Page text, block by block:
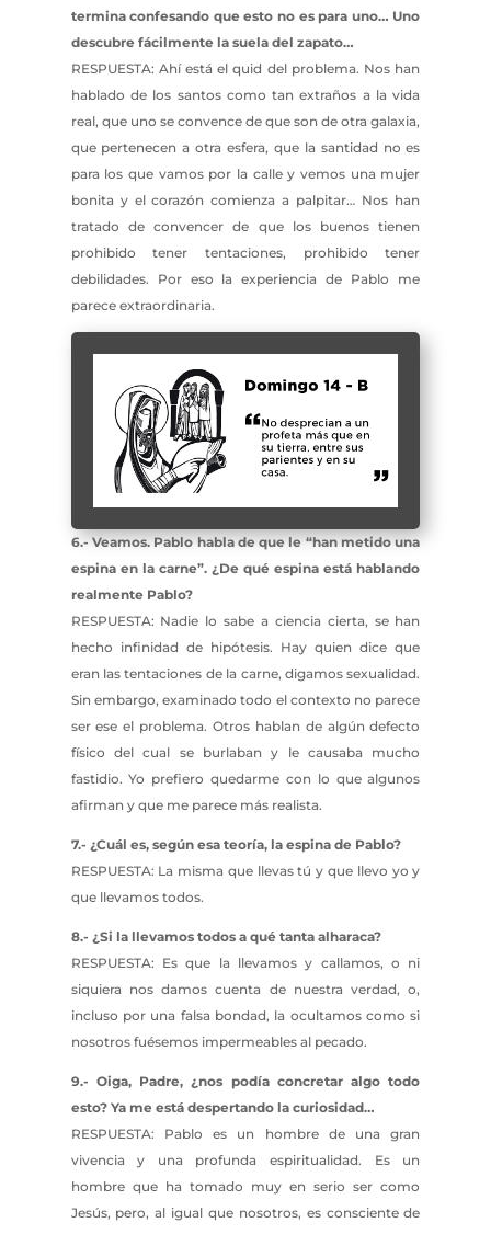
termina confesando que esto no es para uno… Uno
descubre fácilmente la suela del zapato…
RESPUESTA: Ahí está el quid del problema. Nos han
hablado de los santos como tan extraños a la vida
real, que uno se convence de que son de otra galaxia,
que pertenecen a otra esfera, que la santidad no es
para los que vamos por la calle y vemos una mujer
bonita y el corazón comienza a palpitar… Nos han
tratado de convencer de que los buenos tienen
prohibido tener tentaciones, prohibido tener
debilidades. Por eso la experiencia de Pablo me
parece extraordinaria.
6.- Veamos. Pablo habla de que le “han metido una
espina en la carne”. ¿De qué espina está hablando
realmente Pablo?
RESPUESTA: Nadie lo sabe a ciencia cierta, se han
hecho infinidad de hipótesis. Hay quien dice que
eran las tentaciones de la carne, digamos sexualidad.
Sin embargo, examinado todo el contexto no parece
ser ese el problema. Otros hablan de algún defecto
físico del cual se burlaban y le causaba mucho
fastidio. Yo prefiero quedarme con lo que algunos
afirman y que me parece más realista.
7.- ¿Cuál es, según esa teoría, la espina de Pablo?
RESPUESTA: La misma que llevas tú y que llevo yo y
que llevamos todos.
8.- ¿Si la llevamos todos a qué tanta alharaca?
RESPUESTA: Es que la llevamos y callamos, o ni
siquiera nos damos cuenta de nuestra verdad, o,
incluso por una falsa bondad, la ocultamos como si
nosotros fuésemos impermeables al pecado.
9.- Oiga, Padre, ¿nos podía concretar algo todo
esto? Ya me está despertando la curiosidad…
RESPUESTA: Pablo es un hombre de una gran
vivencia y una profunda espiritualidad. Es un
hombre que ha tomado muy en serio ser como
Jesús, pero, al igual que nosotros, es consciente de